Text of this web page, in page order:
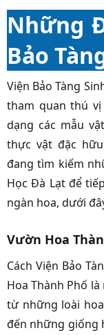
Những
Bảo
Viện Bảo Tàng
tham quan thú
dạng các mẫu
thực vật đặc
đang tìm kiếm
Học Đà Lạt để
ngàn hoa, dưới
Vườn Hoa
Cách Viện Bảo
Hoa Thành Phố
từ những loài
đến những giống